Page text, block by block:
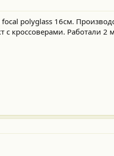
polyglass 16см.
кроссоверами. Работали 2